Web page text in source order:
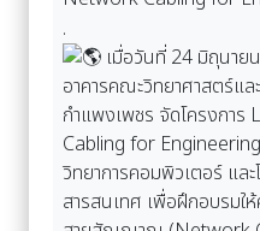
.
เมื่อวันที่ 24 มิถุนา
อาคารคณะวิทยาศาสตร์แล
กำแพงเพชร จัดโครงกา
Cabling for
วิทยาการคอมพิวเตอร์ และ
สารสนเทศ เพื่อฝึกอบรมใ